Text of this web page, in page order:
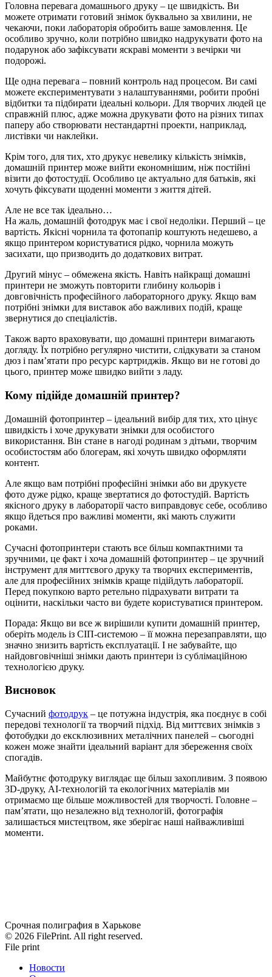
Головна перевага домашнього друку – це швидкість. Ви
можете отримати готовий знімок буквально за хвилини, не
чекаючи, поки лабораторія обробить ваше замовлення. Це
особливо зручно, коли потрібно швидко надрукувати фото на
подарунок або зафіксувати яскраві моменти з вечірки чи
подорожі.
Ще одна перевага – повний контроль над процесом. Ви самі
можете експериментувати з налаштуваннями, робити пробні
відбитки та підбирати ідеальні кольори. Для творчих людей це
справжній плюс, адже можна друкувати фото на різних типах
паперу або створювати нестандартні проекти, наприклад,
листівки чи наклейки.
Крім того, для тих, хто друкує невелику кількість знімків,
домашній принтер може вийти економнішим, ніж постійні
візити до фотостудії. Особливо це актуально для батьків, які
хочуть фіксувати щоденні моменти з життя дітей.
Але не все так ідеально…
На жаль, домашній фотодрук має і свої недоліки. Перший – це
вартість. Якісні чорнила та фотопапір коштують недешево, а
якщо принтером користуватися рідко, чорнила можуть
засихати, що призводить до додаткових витрат.
Другий мінус – обмежена якість. Навіть найкращі домашні
принтери не зможуть повторити глибину кольорів і
довговічність професійного лабораторного друку. Якщо вам
потрібні знімки для виставок або важливих подій, краще
звернутися до спеціалістів.
Також варто враховувати, що домашні принтери вимагають
догляду. Їх потрібно регулярно чистити, слідкувати за станом
дюз і пам’ятати про ресурс картриджів. Якщо ви не готові до
цього, принтер може швидко вийти з ладу.
Кому підійде домашній принтер?
Домашній фотопринтер – ідеальний вибір для тих, хто цінує
швидкість і хоче друкувати знімки для особистого
використання. Він стане в нагоді родинам з дітьми, творчим
особистостям або блогерам, які хочуть швидко оформляти
контент.
Але якщо вам потрібні професійні знімки або ви друкуєте
фото дуже рідко, краще звертатися до фотостудій. Вартість
якісного друку в лабораторії часто виправдовує себе, особливо
якщо йдеться про важливі моменти, які мають служити
роками.
Сучасні фотопринтери стають все більш компактними та
зручними, це факт і хоча домашній фотопринтер – це зручний
інструмент для миттєвого друку та творчих експериментів,
але для професійних знімків краще підійдуть лабораторії.
Перед покупкою варто ретельно підрахувати витрати та
оцінити, наскільки часто ви будете користуватися принтером.
Порада: Якщо ви все ж вирішили купити домашній принтер,
оберіть модель із СІП-системою – її можна перезаправляти, що
значно знизить вартість експлуатації. І не забувайте, що
найдовговічніші знімки дають принтери із сублімаційною
технологією друку.
Висновок
Сучасний фотодрук – це потужна індустрія, яка поєднує в собі
передові технології та творчий підхід. Від миттєвих знімків з
фотобудки до ексклюзивних металічних панелей – сьогодні
кожен може знайти ідеальний варіант для збереження своїх
спогадів.
Майбутнє фотодруку виглядає ще більш захопливим. З появою
3D-друку, AI-технологій та екологічних матеріалів ми
отримаємо ще більше можливостей для творчості. Головне –
пам’ятати, що незалежно від технологій, фотографія
залишається мистецтвом, яке зберігає наші найважливіші
моменти.
Срочная полиграфия в Харькове
© 2026 FilePrint. All right reserved.
File print
Новости